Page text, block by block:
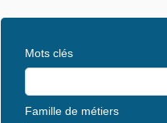
Mots clés
Famille de métiers